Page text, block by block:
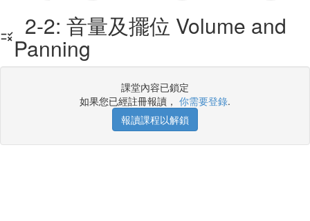
2-2: 音量及擺位 Volume and
Panning
課堂內容已鎖定
如果您已經註冊報讀， 你需要登錄.
報讀課程以解鎖